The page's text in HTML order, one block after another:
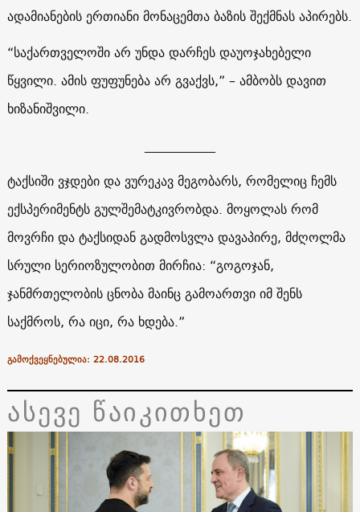
ადამიანების ერთიანი მონაცემთა ბაზის შექმნას აპირებს.
“საქართველოში არ უნდა დარჩეს დაუოჯახებელი
წყვილი. ამის ფუფუნება არ გვაქვს,” – ამბობს დავით
ხიზანიშვილი.
ტაქსიში ვჯდები და ვურეკავ მეგობარს, რომელიც ჩემს
ექსპერიმენტს გულშემატკივრობდა. მოყოლას რომ
მოვრჩი და ტაქსიდან გადმოსვლა დავაპირე, მძღოლმა
სრული სერიოზულობით მირჩია: “გოგოჯან,
ჯანმრთელობის ცნობა მაინც გამოართვი იმ შენს
საქმროს, რა იცი, რა ხდება.”
გამოქვეყნებულია: 22.08.2016
ასევე წაიკითხეთ